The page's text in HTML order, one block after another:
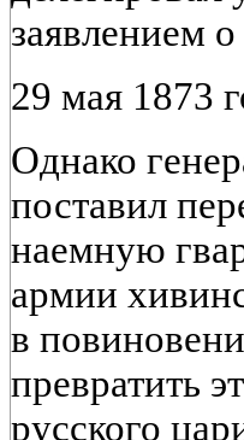
заявлением
29 мая 1873
Однако
поставил
наемную
армии
в
превратить
русского